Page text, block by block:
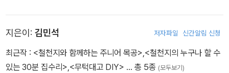
지은이: 김민석 저자파일 신간알림 신청
최근작 : <철천지와 함께하는 주니어 목공>,<철천지의 누구나 할 수
있는 30분 집수리>,<무턱대고 DIY> … 총 5종 (모두보기)